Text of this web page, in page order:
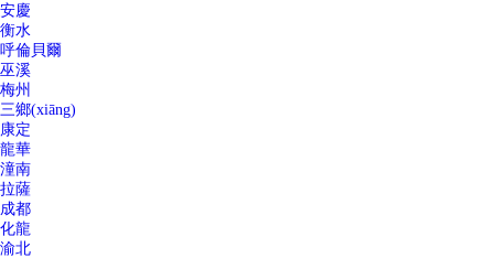
安慶
衡水
呼倫貝爾
巫溪
梅州
三鄉(xiāng)
康定
龍華
潼南
拉薩
成都
化龍
渝北